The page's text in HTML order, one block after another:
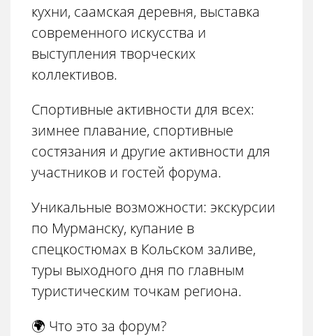
кухни, саамская деревня, выставка
современного искусства и
выступления творческих
коллективов.
Спортивные активности для всех:
зимнее плавание, спортивные
состязания и другие активности для
участников и гостей форума.
Уникальные возможности: экскурсии
по Мурманску, купание в
спецкостюмах в Кольском заливе,
туры выходного дня по главным
туристическим точкам региона.
🌍 Что это за форум?